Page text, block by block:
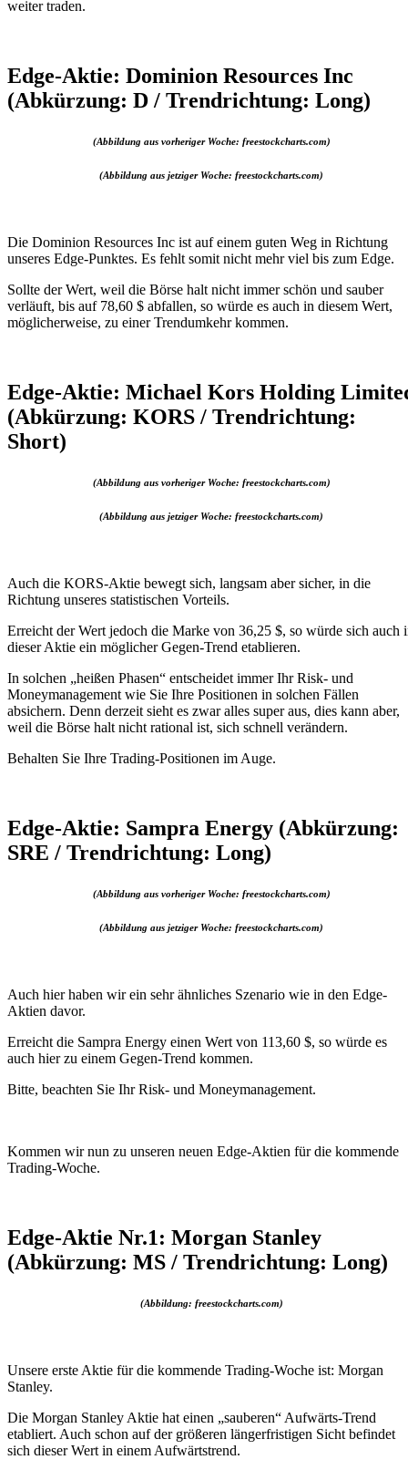
weiter traden.
Edge-Aktie: Dominion Resources Inc
(Abkürzung: D / Trendrichtung: Long)
(Abbildung aus vorheriger Woche: freestockcharts.com)
(Abbildung aus jetziger Woche: freestockcharts.com)
Die Dominion Resources Inc ist auf einem guten Weg in Richtung
unseres Edge-Punktes. Es fehlt somit nicht mehr viel bis zum Edge.
Sollte der Wert, weil die Börse halt nicht immer schön und sauber
verläuft, bis auf 78,60 $ abfallen, so würde es auch in diesem Wert,
möglicherweise, zu einer Trendumkehr kommen.
Edge-Aktie: Michael Kors Holding
(Abkürzung: KORS / Trendrichtung:
Short)
(Abbildung aus vorheriger Woche: freestockcharts.com)
(Abbildung aus jetziger Woche: freestockcharts.com)
Auch die KORS-Aktie bewegt sich, langsam aber sicher, in die
Richtung unseres statistischen Vorteils.
Erreicht der Wert jedoch die Marke von 36,25 $, so würde sich auch
dieser Aktie ein möglicher Gegen-Trend etablieren.
In solchen „heißen Phasen“ entscheidet immer Ihr Risk- und
Moneymanagement wie Sie Ihre Positionen in solchen Fällen
absichern. Denn derzeit sieht es zwar alles super aus, dies kann aber,
weil die Börse halt nicht rational ist, sich schnell verändern.
Behalten Sie Ihre Trading-Positionen im Auge.
Edge-Aktie: Sampra Energy (Abkürzung:
SRE / Trendrichtung: Long)
(Abbildung aus vorheriger Woche: freestockcharts.com)
(Abbildung aus jetziger Woche: freestockcharts.com)
Auch hier haben wir ein sehr ähnliches Szenario wie in den Edge-
Aktien davor.
Erreicht die Sampra Energy einen Wert von 113,60 $, so würde es
auch hier zu einem Gegen-Trend kommen.
Bitte, beachten Sie Ihr Risk- und Moneymanagement.
Kommen wir nun zu unseren neuen Edge-Aktien für die kommende
Trading-Woche.
Edge-Aktie Nr.1: Morgan Stanley
(Abkürzung: MS / Trendrichtung: Long)
(Abbildung: freestockcharts.com)
Unsere erste Aktie für die kommende Trading-Woche ist: Morgan
Stanley.
Die Morgan Stanley Aktie hat einen „sauberen“ Aufwärts-Trend
etabliert. Auch schon auf der größeren längerfristigen Sicht befindet
sich dieser Wert in einem Aufwärtstrend.